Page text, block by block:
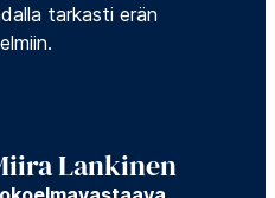
tarkasti erän
Lankinen